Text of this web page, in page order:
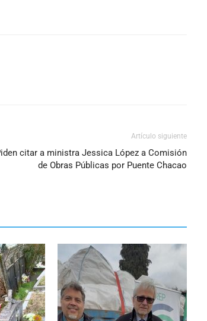
Artículo siguiente
citar a ministra Jessica López a Comisión
de Obras Públicas por Puente Chacao